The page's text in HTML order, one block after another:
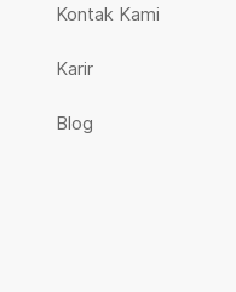
Kontak Kami
Karir
Blog